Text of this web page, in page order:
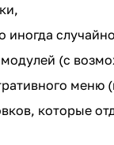
иногда
(с
которые